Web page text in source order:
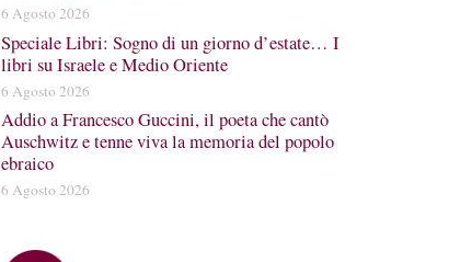
6 Agosto 2026
Speciale Libri: Sogno di un giorno d’estate… I
libri su Israele e Medio Oriente
6 Agosto 2026
Addio a Francesco Guccini, il poeta che cantò
Auschwitz e tenne viva la memoria del popolo
ebraico
6 Agosto 2026